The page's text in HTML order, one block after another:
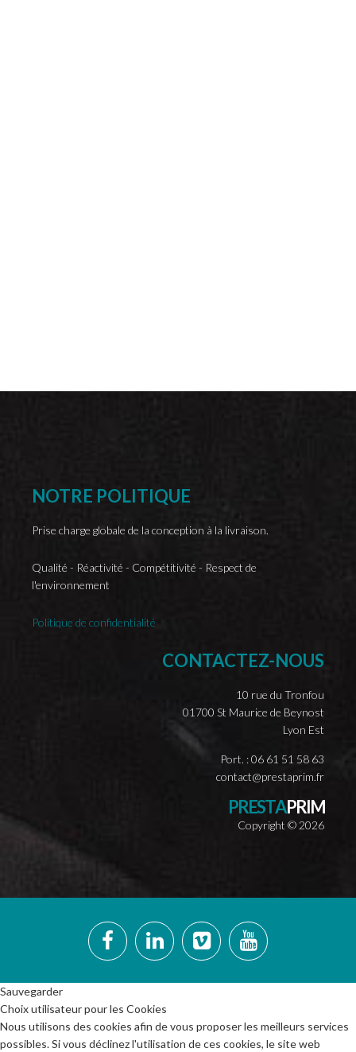
NOTRE POLITIQUE
Prise charge globale de la conception à la livraison.
Qualité - Réactivité - Compétitivité - Respect de
l'environnement
Politique de confidentialité
CONTACTEZ-NOUS
10 rue du Tronfou
01700 St Maurice de Beynost
Lyon Est
Port. : 06 61 51 58 63
contact@prestaprim.fr
PRESTAPRIM
Copyright © 2026
Sauvegarder
Choix utilisateur pour les Cookies
Nous utilisons des cookies afin de vous proposer les meilleurs services
possibles. Si vous déclinez l'utilisation de ces cookies, le site web